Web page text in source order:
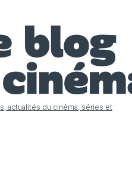
actualités du cinéma, séries et